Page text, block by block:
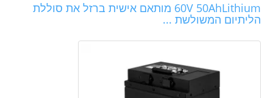
60V 50AhLithium מותאם אישית ברזל את סוללת
הליתיום המשולשת ...